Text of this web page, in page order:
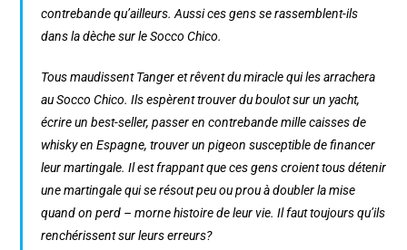
contrebande qu’ailleurs. Aussi ces gens se rassemblent-ils
dans la dèche sur le Socco Chico.
Tous maudissent Tanger et rêvent du miracle qui les arrachera
au Socco Chico. Ils espèrent trouver du boulot sur un yacht,
écrire un best-seller, passer en contrebande mille caisses de
whisky en Espagne, trouver un pigeon susceptible de financer
leur martingale. Il est frappant que ces gens croient tous détenir
une martingale qui se résout peu ou prou à doubler la mise
quand on perd – morne histoire de leur vie. Il faut toujours qu’ils
renchérissent sur leurs erreurs?